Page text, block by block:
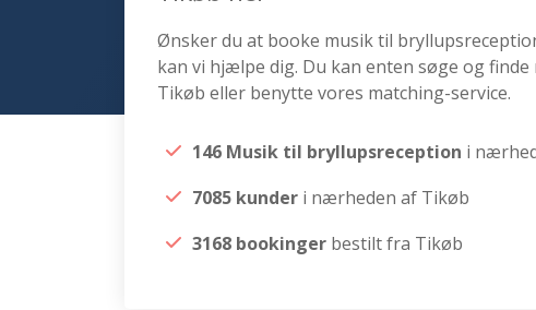
Ønsker du at booke musik til
kan vi hjælpe dig. Du kan enten søge og
Tikøb eller benytte vores matching-service.
146 Musik til bryllupsreception i
7085 kunder i nærheden af Tikøb
3168 bookinger bestilt fra Tikøb